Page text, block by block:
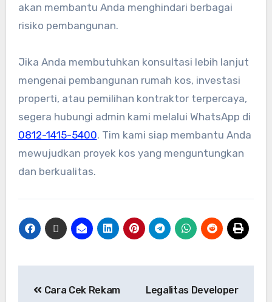
akan membantu Anda menghindari berbagai
risiko pembangunan.
Jika Anda membutuhkan konsultasi lebih lanjut
mengenai pembangunan rumah kos, investasi
properti, atau pemilihan kontraktor terpercaya,
segera hubungi admin kami melalui WhatsApp di
0812-1415-5400. Tim kami siap membantu Anda
mewujudkan proyek kos yang menguntungkan
dan berkualitas.
Cara Cek Rekam
Legalitas Developer